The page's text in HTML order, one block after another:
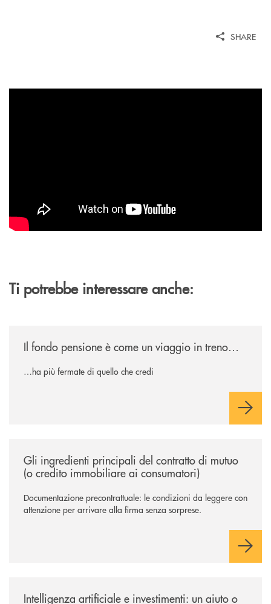
SHARE
Ti potrebbe interessare anche:
Il fondo pensione è come un viaggio in treno…
…ha più fermate di quello che credi
Gli ingredienti principali del contratto di mutuo
(o credito immobiliare ai consumatori)
Documentazione precontrattuale: le condizioni da leggere con
attenzione per arrivare alla firma senza sorprese.
Intelligenza artificiale e investimenti: un aiuto o